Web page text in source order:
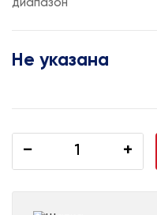
диапазон
Не указана
− +